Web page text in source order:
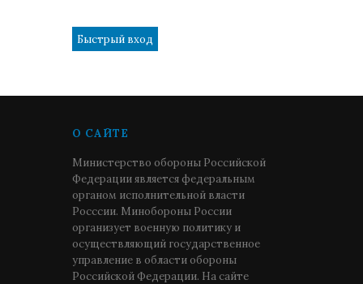
О САЙТЕ
Министерство обороны Российской
Федерации является федеральным
органом исполнительной власти
Росссии. Минобороны России
организует военную политику и
осуществляющий государственное
управление в области обороны
Российской Федерации. На сайте